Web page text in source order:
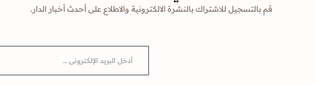
قم بالتسجيل للاشتراك بالنشرة الالكترونية والاطلاع على أحدث أخبار الدار.